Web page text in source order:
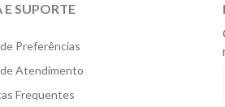
E SUPORTE
Preferências
Atendimento
Frequentes